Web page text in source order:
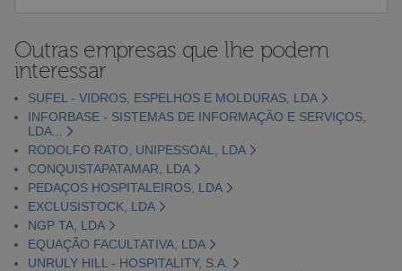
Outras empresas que lhe podem
interessar
SUFEL - VIDROS, ESPELHOS E MOLDURAS, LDA
INFORBASE - SISTEMAS DE INFORMAÇÃO E SERVIÇOS,
LDA...
RODOLFO RATO, UNIPESSOAL, LDA
CONQUISTAPATAMAR, LDA
PEDAÇOS HOSPITALEIROS, LDA
EXCLUSISTOCK, LDA
NGP TA, LDA
EQUAÇÃO FACULTATIVA, LDA
UNRULY HILL - HOSPITALITY, S.A.